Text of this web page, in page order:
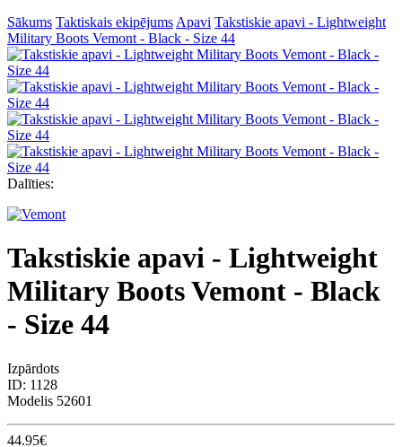
Sākums Taktiskais ekipējums Apavi Takstiskie apavi - Lightweight
Military Boots Vemont - Black - Size 44
Dalīties:
Takstiskie apavi - Lightweight
Military Boots Vemont - Black
- Size 44
Izpārdots
ID: 1128
Modelis 52601
44.95€